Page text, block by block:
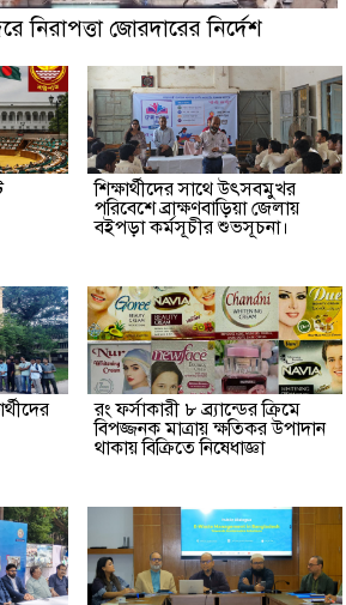
নিরাপত্তা জোরদারের নির্দেশ
শিক্ষার্থীদের সাথে উৎসবমুখর
পরিবেশে ব্রাক্ষণবাড়িয়া জেলায়
বইপড়া কর্মসূচীর শুভসূচনা।
রং ফর্সাকারী ৮ ব্র্যান্ডের ক্রিমে
বিপজ্জনক মাত্রায় ক্ষতিকর উপাদান
থাকায় বিক্রিতে নিষেধাজ্ঞা